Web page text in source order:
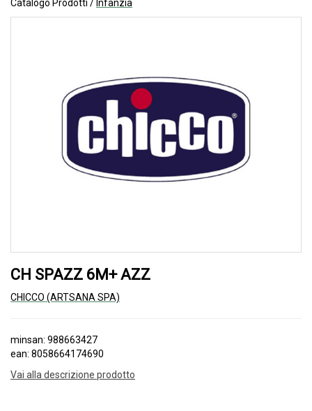
Catalogo Prodotti / Infanzia
CH SPAZZ 6M+ AZZ
CHICCO (ARTSANA SPA)
minsan: 988663427
ean: 8058664174690
Vai alla descrizione prodotto